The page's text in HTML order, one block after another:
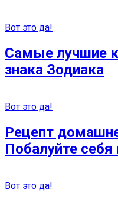
Вот это да!
Самые лучшие
знака Зодиака
Вот это да!
Рецепт
Побалуйте себя
Вот это да!